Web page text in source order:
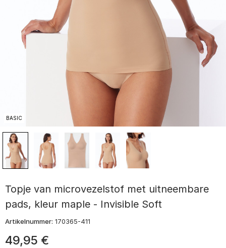
BASIC
Topje van microvezelstof met uitneembare
pads, kleur maple - Invisible Soft
Artikelnummer: 170365-411
49,95 €